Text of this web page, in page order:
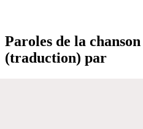
Paroles de la
(traduction) par